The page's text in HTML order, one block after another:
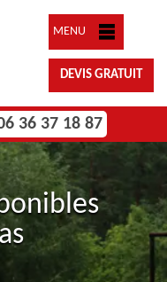
MENU
DEVIS GRATUIT
36 37 18 87